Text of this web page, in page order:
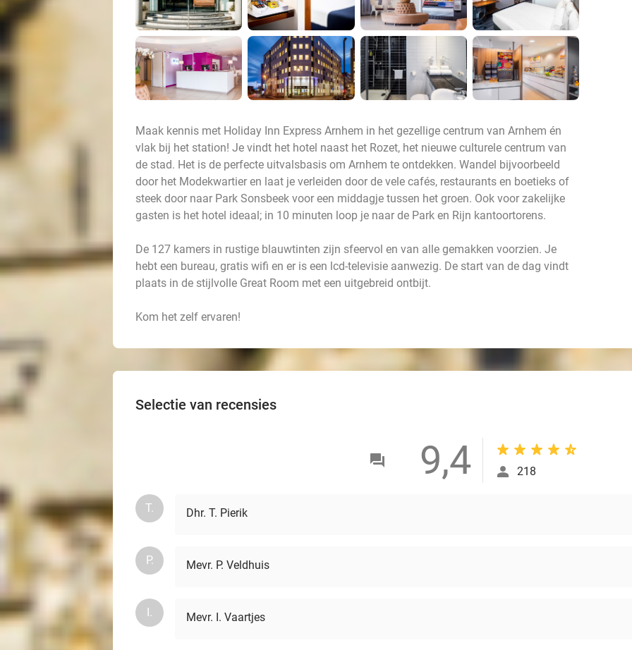
Maak kennis met Holiday Inn Express Arnhem in het gezellige centrum van Arnhem én
vlak bij het station! Je vindt het hotel naast het Rozet, het nieuwe culturele centrum van
de stad. Het is de perfecte uitvalsbasis om Arnhem te ontdekken. Wandel bijvoorbeeld
door het Modekwartier en laat je verleiden door de vele cafés, restaurants en boetieks of
steek door naar Park Sonsbeek voor een middagje tussen het groen. Ook voor zakelijke
gasten is het hotel ideaal; in 10 minuten loop je naar de Park en Rijn kantoortorens.
De 127 kamers in rustige blauwtinten zijn sfeervol en van alle gemakken voorzien. Je
hebt een bureau, gratis wifi en er is een lcd-televisie aanwezig. De start van de dag vindt
plaats in de stijlvolle Great Room met een uitgebreid ontbijt.
Kom het zelf ervaren!
Selectie van recensies
9,4 218
T. Dhr. T. Pierik
P. Mevr. P. Veldhuis
I. Mevr. I. Vaartjes